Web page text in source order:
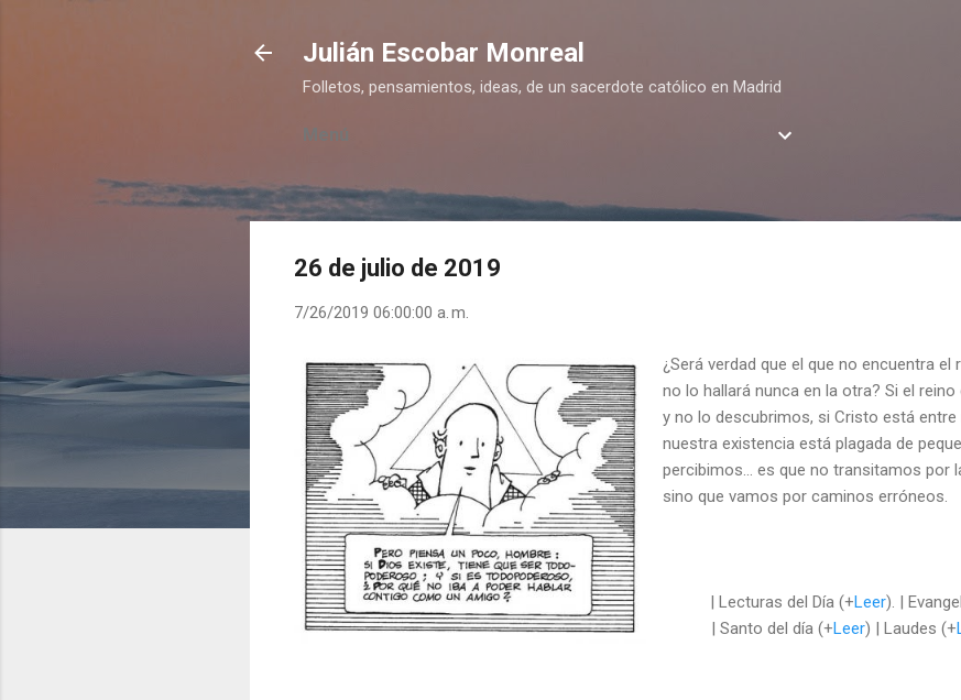
Julián Escobar Monreal
Folletos, pensamientos, ideas, de un sacerdote católico en Madrid
Menú
26 de julio de 2019
7/26/2019 06:00:00 a. m.
¿Será verdad que el que no encuentra
no lo hallará nunca en la otra? Si el
y no lo descubrimos, si Cristo está
nuestra existencia está plagada de
percibimos… es que no transitamos por
sino que vamos por caminos erróneos.
| Lecturas del Día (+Leer). |
| Santo del día (+Leer) | Laudes (+